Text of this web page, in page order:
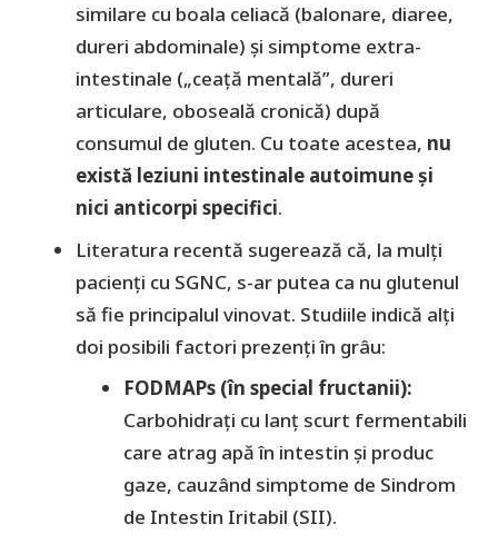
similare cu boala celiacă (balonare, diaree,
dureri abdominale) și simptome extra-
intestinale („ceață mentală”, dureri
articulare, oboseală cronică) după
consumul de gluten. Cu toate acestea, nu
există leziuni intestinale autoimune și
nici anticorpi specifici.
​Literatura recentă sugerează că, la mulți
pacienți cu SGNC, s-ar putea ca nu glutenul
să fie principalul vinovat. Studiile indică alți
doi posibili factori prezenți în grâu:
FODMAPs (în special fructanii):
Carbohidrați cu lanț scurt fermentabili
care atrag apă în intestin și produc
gaze, cauzând simptome de Sindrom
de Intestin Iritabil (SII).